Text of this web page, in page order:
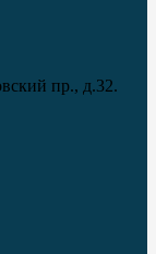
пр., д.32.